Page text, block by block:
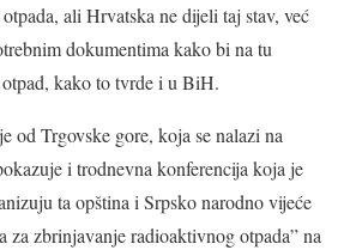
ali Hrvatska ne dijeli taj stav, već
dokumentima kako bi na tu
kako to tvrde i u BiH.
od Trgovske gore, koja se nalazi na
i trodnevna konferencija koja je
ta opština i Srpsko narodno vijeće
za zbrinjavanje radioaktivnog otpada” na